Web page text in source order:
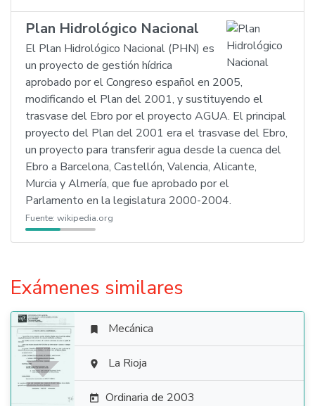
Plan Hidrológico Nacional
El Plan Hidrológico Nacional (PHN) es
un proyecto de gestión hídrica
aprobado por el Congreso español en 2005,
modificando el Plan del 2001, y sustituyendo el
trasvase del Ebro por el proyecto AGUA. El principal
proyecto del Plan del 2001 era el trasvase del Ebro,
un proyecto para transferir agua desde la cuenca del
Ebro a Barcelona, Castellón, Valencia, Alicante,
Murcia y Almería, que fue aprobado por el
Parlamento en la legislatura 2000-2004.
Fuente: wikipedia.org
Exámenes similares

 Mecánica
 La Rioja
 Ordinaria de 2003